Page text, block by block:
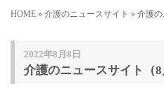
HOME » 介護のニュースサイト » 介護の
2022年8月8日
介護のニュースサイト（8